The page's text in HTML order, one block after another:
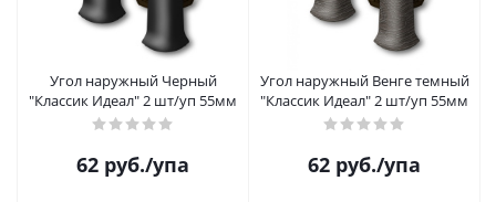
Угол наружный Черный
"Классик Идеал" 2 шт/уп 55мм
62 руб./упа
Угол наружный Венге темный
"Классик Идеал" 2 шт/уп 55мм
62 руб./упа